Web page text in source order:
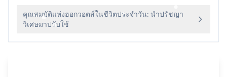
คุณสมบัติแห่งฮอกวอตส์ในชีวิตประจำวัน: นำปรัชญา
วิเศษมาปรับใช้